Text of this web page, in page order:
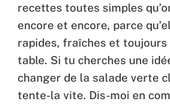
recettes toutes simples
encore et encore, parce
rapides, fraîches et toujours
table. Si tu cherches une
changer de la salade verte
tente-la vite. Dis-moi en